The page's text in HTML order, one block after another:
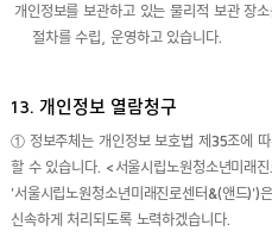
개인정보를 보관하고 있는 물리적 보관 장
절차를 수립, 운영하고 있습니다.
13. 개인정보 열람청구
① 정보주체는 개인정보 보호법 제35조에
할 수 있습니다. <서울시립노원청소년미
'서울시립노원청소년미래진로센터&(앤드)')
신속하게 처리되도록 노력하겠습니다.